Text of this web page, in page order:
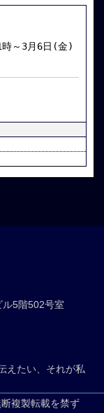
～3月6日(金)
5階502号室
えたい、それが私
複製転載を禁ず